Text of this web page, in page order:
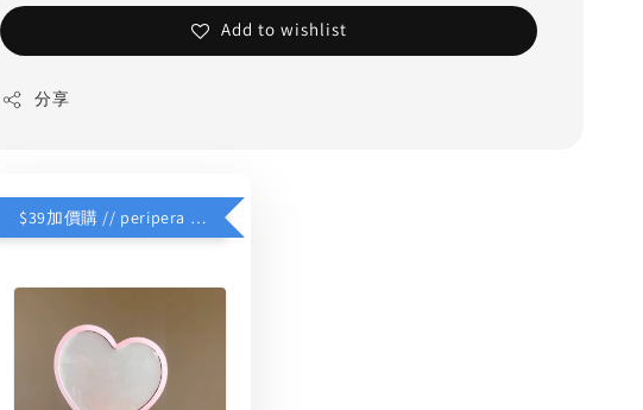
Add to wishlist
分享
$39加價購 // peripera 手持化妝鏡